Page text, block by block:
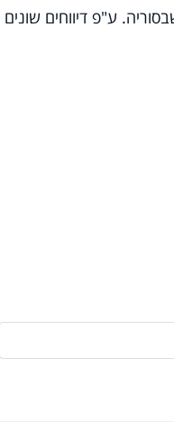
ע"פ דיווחים שונים